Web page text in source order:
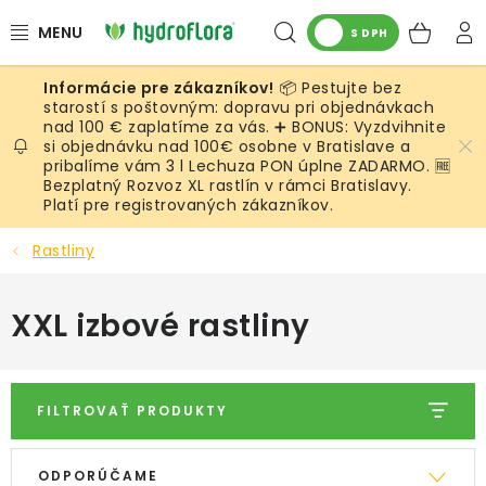
na
Hľadať
S DPH
RASTLINY
UMELÉ RASTLINY
KVETINÁČE
SUBSTRÁTY A PRÍSLUŠENSTVO
SERVIS INTERIÉROVEJ ZELENE
📦 Pestujte bez
starostí s poštovným: dopravu pri objednávkach
nad 100 € zaplatíme za vás. ➕ BONUS: Vyzdvihnite
si objednávku nad 100€ osobne v Bratislave a
pribalíme vám 3 l Lechuza PON úplne ZADARMO. 🆓
Bezplatný Rozvoz XL rastlín v rámci Bratislavy.
Platí pre registrovaných zákazníkov.
Rastliny
XXL izbové rastliny
FILTROVAŤ PRODUKTY
V
R
ODPORÚČAME